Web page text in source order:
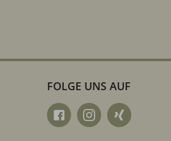
FOLGE UNS AUF